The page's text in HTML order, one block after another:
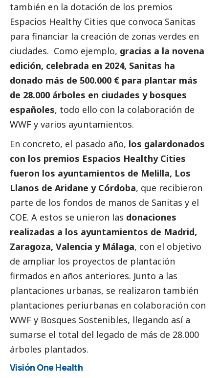
también en la dotación de los premios
Espacios Healthy Cities que convoca Sanitas
para financiar la creación de zonas verdes en
ciudades. Como ejemplo, gracias a la novena
edición, celebrada en 2024, Sanitas ha
donado más de 500.000 € para plantar más
de 28.000 árboles en ciudades y bosques
españoles, todo ello con la colaboración de
WWF y varios ayuntamientos.
En concreto, el pasado año, los galardonados
con los premios Espacios Healthy Cities
fueron los ayuntamientos de Melilla, Los
Llanos de Aridane y Córdoba, que recibieron
parte de los fondos de manos de Sanitas y el
COE. A estos se unieron las donaciones
realizadas a los ayuntamientos de Madrid,
Zaragoza, Valencia y Málaga, con el objetivo
de ampliar los proyectos de plantación
firmados en años anteriores. Junto a las
plantaciones urbanas, se realizaron también
plantaciones periurbanas en colaboración con
WWF y Bosques Sostenibles, llegando así a
sumarse el total del legado de más de 28.000
árboles plantados.
Visión One Health